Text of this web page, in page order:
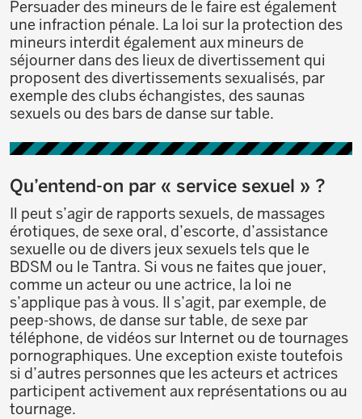
Persuader des mineurs de le faire est également
une infraction pénale. La loi sur la protection des
mineurs interdit également aux mineurs de
séjourner dans des lieux de divertissement qui
proposent des divertissements sexualisés, par
exemple des clubs échangistes, des saunas
sexuels ou des bars de danse sur table.
Qu’entend-on par « service sexuel » ?
Il peut s’agir de rapports sexuels, de massages
érotiques, de sexe oral, d’escorte, d’assistance
sexuelle ou de divers jeux sexuels tels que le
BDSM ou le Tantra. Si vous ne faites que jouer,
comme un acteur ou une actrice, la loi ne
s’applique pas à vous. Il s’agit, par exemple, de
peep-shows, de danse sur table, de sexe par
téléphone, de vidéos sur Internet ou de tournages
pornographiques. Une exception existe toutefois
si d’autres personnes que les acteurs et actrices
participent activement aux représentations ou au
tournage.